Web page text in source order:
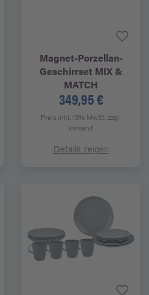
Magnet-Porzellan-
Geschirrset MIX &
MATCH
349,95 €
Preis inkl. 19% MwSt.zzgl.
Versand
Details zeigen